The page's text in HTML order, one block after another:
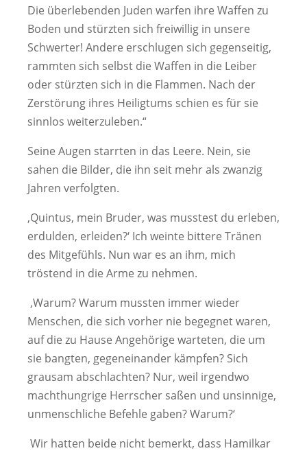
Die überlebenden Juden warfen ihre Waffen zu
Boden und stürzten sich freiwillig in unsere
Schwerter! Andere erschlugen sich gegenseitig,
rammten sich selbst die Waffen in die Leiber
oder stürzten sich in die Flammen. Nach der
Zerstörung ihres Heiligtums schien es für sie
sinnlos weiterzuleben.“
Seine Augen starrten in das Leere. Nein, sie
sahen die Bilder, die ihn seit mehr als zwanzig
Jahren verfolgten.
‚Quintus, mein Bruder, was musstest du erleben,
erdulden, erleiden?‘ Ich weinte bittere Tränen
des Mitgefühls. Nun war es an ihm, mich
tröstend in die Arme zu nehmen.
‚Warum? Warum mussten immer wieder
Menschen, die sich vorher nie begegnet waren,
auf die zu Hause Angehörige warteten, die um
sie bangten, gegeneinander kämpfen? Sich
grausam abschlachten? Nur, weil irgendwo
machthungrige Herrscher saßen und unsinnige,
unmenschliche Befehle gaben? Warum?‘
Wir hatten beide nicht bemerkt, dass Hamilkar